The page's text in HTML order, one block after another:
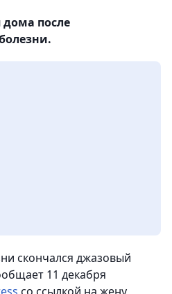
дома после
скончался джазовый
11 декабря